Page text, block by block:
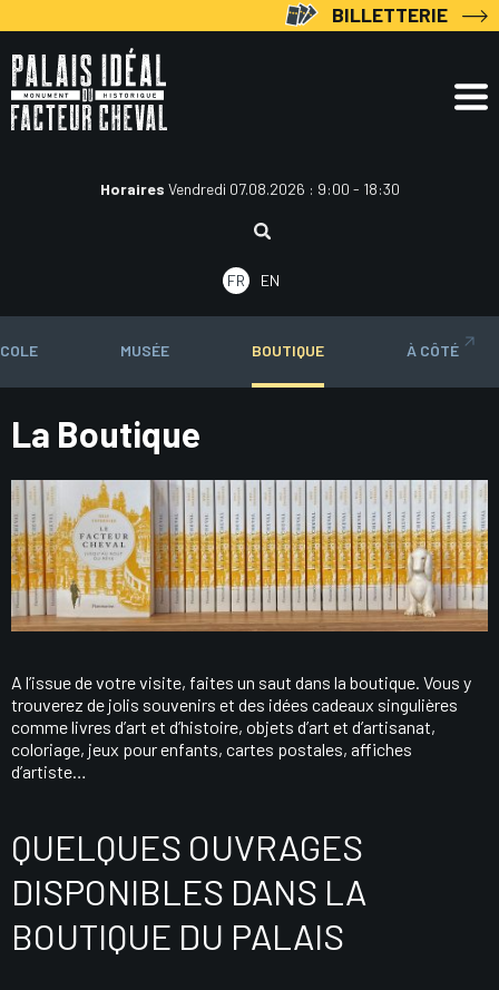
au
contenu
BILLETTERIE
Horaires Vendredi 07.08.2026 : 9:00 - 18:30
Rechercher
FR
EN
MUSÉE BOUTIQUE À CÔTÉ
La Boutique
A l’issue de votre visite, faites un saut dans la boutique. Vous y
trouverez de jolis souvenirs et des idées cadeaux singulières
comme livres d’art et d’histoire, objets d’art et d’artisanat,
coloriage, jeux pour enfants, cartes postales, affiches
d’artiste…
QUELQUES OUVRAGES
DISPONIBLES DANS LA
BOUTIQUE DU PALAIS